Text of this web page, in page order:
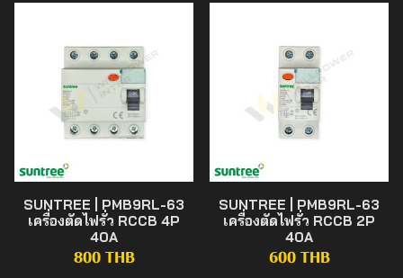
SUNTREE | PMB9RL-63
เครื่องตัดไฟรั่ว RCCB 4P
40A
800 THB
SUNTREE | PMB9RL-63
เครื่องตัดไฟรั่ว RCCB 2P
40A
600 THB